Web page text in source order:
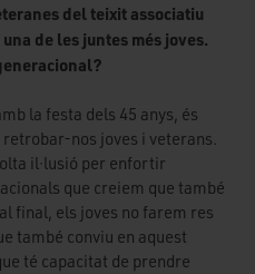
del teixit associatiu
de les juntes més joves.
la festa dels 45 anys, és
nos joves i veterans.
il·lusió per enfortir
que creiem que també
final, els joves no farem res
també conviu en aquest
té capacitat de prendre